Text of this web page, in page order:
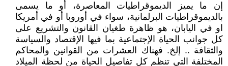
إن ما يميز الديموقراطيات المعاصرة، أو ما يسمى
بالديموقراطيات البرلمانية، سواء في أوروبا أو في أمريكا
او في اليابان، هو ظاهرة طغيان القانون والتشريع على
كل جوانب الحياة الإجتماعية بما فيها الإقتصاد والسياسة
والثقافة .. إلخ. فهناك العشرات من القوانين والمحاكم
المختلفة التي تنظم كل تفاصيل الحياة من لحظة الميلاد